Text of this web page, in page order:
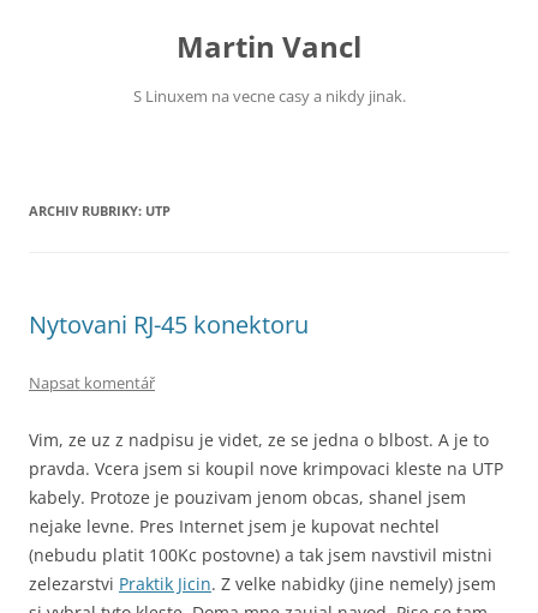
Martin Vancl
S Linuxem na vecne casy a nikdy jinak.
ARCHIV RUBRIKY: UTP
Nytovani RJ-45 konektoru
Napsat komentář
Vim, ze uz z nadpisu je videt, ze se jedna o blbost. A je to
pravda. Vcera jsem si koupil nove krimpovaci kleste na UTP
kabely. Protoze je pouzivam jenom obcas, shanel jsem
nejake levne. Pres Internet jsem je kupovat nechtel
(nebudu platit 100Kc postovne) a tak jsem navstivil mistni
zelezarstvi Praktik Jicin. Z velke nabidky (jine nemely) jsem